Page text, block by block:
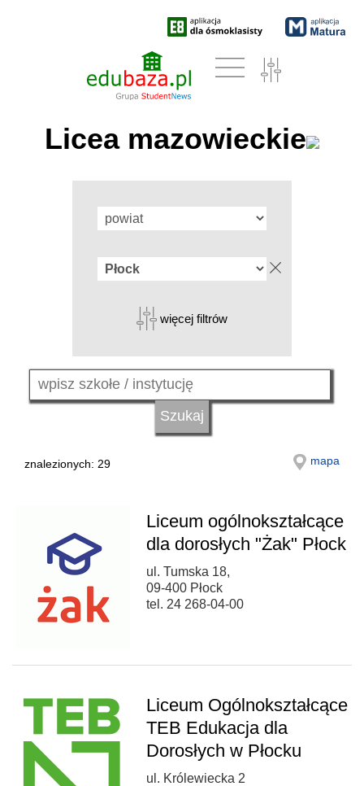
Licea mazowieckie
więcej filtrów
znalezionych: 29 mapa
Liceum ogólnokształcące
dla dorosłych "Żak" Płock
ul. Tumska 18,
09-400 Płock
tel. 24 268-04-00
Liceum Ogólnokształcące
TEB Edukacja dla
Dorosłych w Płocku
ul. Królewiecka 2